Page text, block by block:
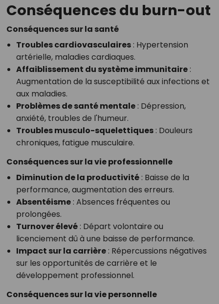
Conséquences du burn-out
Conséquences sur la santé
Troubles cardiovasculaires: Hypertension
artérielle, maladies cardiaques.
Affaiblissement du système immunitaire:
Augmentation de la susceptibilité aux infections et
aux maladies.
Problèmes de santé mentale: Dépression,
anxiété, troubles de l'humeur.
Troubles musculo-squelettiques: Douleurs
chroniques, fatigue musculaire.
Conséquences sur la vie professionnelle
Diminution de la productivité: Baisse de la
performance, augmentation des erreurs.
Absentéisme: Absences fréquentes ou
prolongées.
Turnover élevé: Départ volontaire ou
licenciement dû à une baisse de performance.
Impact sur la carrière: Répercussions négatives
sur les opportunités de carrière et le
développement professionnel.
Conséquences sur la vie personnelle